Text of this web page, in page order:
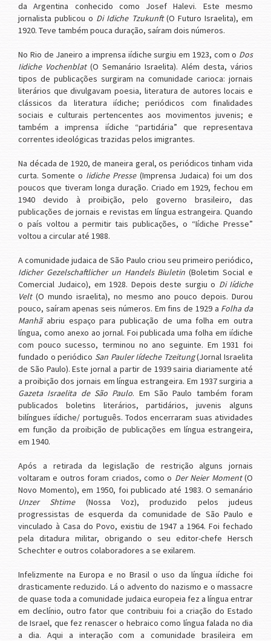
da Argentina conhecido como Josef Halevi. Este mesmo
jornalista publicou o Di Idiche Tzukunft(O Futuro Israelita), em
1920. Teve também pouca duração, saíram dois números.
No Rio de Janeiro a imprensa iídiche surgiu em 1923, com o Dos
Iidiche Vochenblat(O Semanário Israelita). Além desta, vários
tipos de publicações surgiram na comunidade carioca: jornais
literários que divulgavam poesia, literatura de autores locais e
clássicos da literatura iídiche; periódicos com finalidades
sociais e culturais pertencentes aos movimentos juvenis; e
também a imprensa iídiche “partidária” que representava
correntes ideológicas trazidas pelos imigrantes.
Na década de 1920, de maneira geral, os periódicos tinham vida
curta. Somente o Iidiche Presse(Imprensa Judaica) foi um dos
poucos que tiveram longa duração. Criado em 1929, fechou em
1940 devido à proibição, pelo governo brasileiro, das
publicações de jornais e revistas em língua estrangeira. Quando
o país voltou a permitir tais publicações, o “Iídiche Presse”
voltou a circular até 1988.
A comunidade judaica de São Paulo criou seu primeiro periódico,
Idicher Gezelschaftlicher un Handels Biuletin (Boletim Social e
Comercial Judaico), em 1928. Depois deste surgiu o Di Iídiche
Velt(O mundo israelita), no mesmo ano pouco depois. Durou
pouco, saíram apenas seis números. Em fins de 1929 a Folha da
Manhãabriu espaço para publicação de uma folha em outra
língua, como anexo ao jornal. Foi publicada uma folha em iídiche
com pouco sucesso, terminou no ano seguinte. Em 1931 foi
fundado o periódico San Pauler Iídeche Tzeitung(Jornal Israelita
de São Paulo). Este jornal a partir de 1939 sairia diariamente até
a proibição dos jornais em língua estrangeira. Em 1937 surgiria a
Gazeta Israelita de São Paulo. Em São Paulo também foram
publicados boletins literários, partidários, juvenis alguns
bilíngues iídiche/ português. Todos encerraram suas atividades
em função da proibição de publicações em língua estrangeira,
em 1940.
Após a retirada da legislação de restrição alguns jornais
voltaram e outros foram criados, como o Der Neier Moment(O
Novo Momento), em 1950, foi publicado até 1983. O semanário
Unzer Shtime(Nossa Voz), produzido pelos judeus
progressistas de esquerda da comunidade de São Paulo e
vinculado à Casa do Povo, existiu de 1947 a 1964. Foi fechado
pela ditadura militar, obrigando o seu editor-chefe Hersch
Schechter e outros colaboradores a se exilarem.
Infelizmente na Europa e no Brasil o uso da língua iídiche foi
drasticamente reduzido. Lá o advento do nazismo e o massacre
de quase toda a comunidade judaica europeia fez a língua entrar
em declínio, outro fator que contribuiu foi a criação do Estado
de Israel, que fez renascer o hebraico como língua falada no dia
a dia. Aqui a interação com a comunidade brasileira em